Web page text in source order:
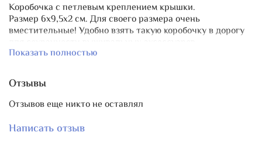
Коробочка с петлевым креплением крышки.
Размер 6х9,5х2 см. Для своего размера очень
вместительные! Удобно взять такую коробочку в дорогу
Три принта на выбор: Русалочка на светло-сиреневом
Русалочка на розово-сиреневом фоне с черепашкой.
Показать полностью
Отзывы
Отзывов еще никто не оставлял
Написать отзыв